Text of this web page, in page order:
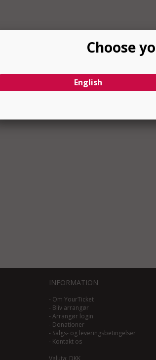
INFORMATION
- Om YourTicket
- Bliv arrangør
- Arrangør login
- Donationer
- Salgs- og leveringsbetingelser
- Kontakt os
Valuta: DKK